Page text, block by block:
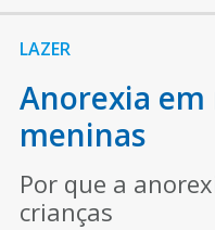
LAZER
Anorexia em
meninas
Por que a
crianças